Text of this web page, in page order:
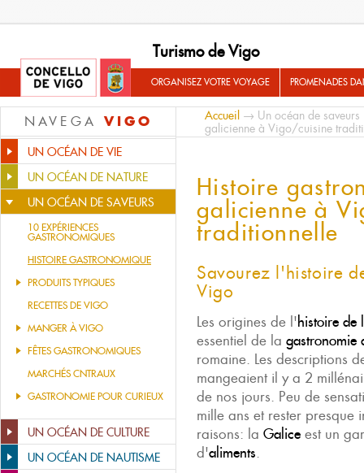
Turismo de Vigo
ORGANISEZ VOTRE VOYAGE PROMENADES
NAVEGA VIGO
UN OCÉAN DE VIE
UN OCÉAN DE NATURE
UN OCÉAN DE SAVEURS
10 EXPÉRIENCES
GASTRONOMIQUES
HISTOIRE GASTRONOMIQUE
PRODUITS TYPIQUES
RECETTES DE VIGO
MANGER À VIGO
FÊTES GASTRONOMIQUES
MARCHÉS CNTRAUX
GASTRONOMIE POUR CURIEUX
UN OCÉAN DE CULTURE
UN OCÉAN DE NAUTISME
Accueil → Un océan de saveurs
galicienne à Vigo/cuisine
Histoire
galicienne à
traditionnelle
Savourez l'histoire
Vigo
Les origines de l'histoire de
essentiel de la gastronomie
romaine. Les descriptions
mangeaient il y a 2
de nos jours. Peu de
mille ans et rester presque
raisons: la Galice est un
d'aliments.